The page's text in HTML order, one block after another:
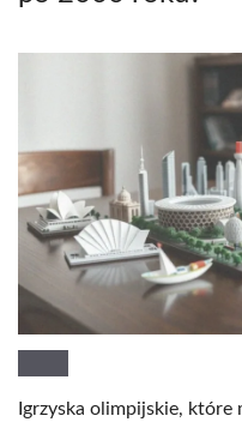
Igrzyska olimpijskie, które